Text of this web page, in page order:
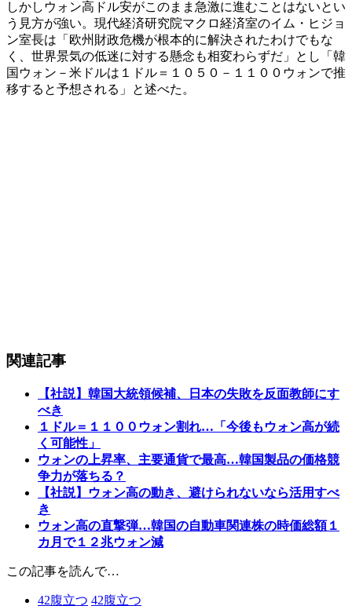
しかしウォン高ドル安がこのまま急激に進むことはないとい
う見方が強い。現代経済研究院マクロ経済室のイム・ヒジョ
ン室長は「欧州財政危機が根本的に解決されたわけでもな
く、世界景気の低迷に対する懸念も相変わらずだ」とし「韓
国ウォン－米ドルは１ドル＝１０５０－１１００ウォンで推
移すると予想される」と述べた。
関連記事
【社説】韓国大統領候補、日本の失敗を反面教師にす
べき
１ドル＝１１００ウォン割れ…「今後もウォン高が続
く可能性」
ウォンの上昇率、主要通貨で最高…韓国製品の価格競
争力が落ちる？
【社説】ウォン高の動き、避けられないなら活用すべ
き
ウォン高の直撃弾…韓国の自動車関連株の時価総額１
カ月で１２兆ウォン減
この記事を読んで…
42腹立つ 42腹立つ